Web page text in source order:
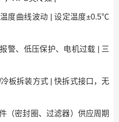
温度曲线波动 | 设定温度±0.5℃
警、低压保护、电机过载 | 三
板拆装方式 | 快拆式接口，无
（密封圈、过滤器）供应周期